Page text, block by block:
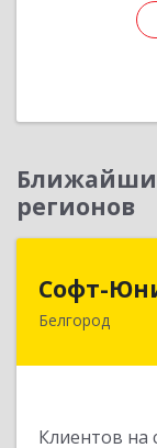
регионов
Софт-
Белгород
Клиентов на
308014,